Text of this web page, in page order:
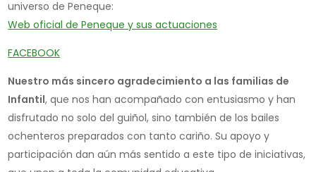
universo de Peneque:
Web oficial de Peneque y sus actuaciones
FACEBOOK
Nuestro más sincero agradecimiento a las familias de
Infantil, que nos han acompañado con entusiasmo y han
disfrutado no solo del guiñol, sino también de los bailes
ochenteros preparados con tanto cariño. Su apoyo y
participación dan aún más sentido a este tipo de iniciativas,